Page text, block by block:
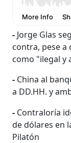
- Jorge Glas
contra, pese a
como "ilegal y
- China al
a DD.HH. y
- Contraloría
de dólares en
Pilatón